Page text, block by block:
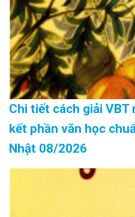
Chi tiết cách giải VBT
kết phần văn học
Nhật 08/2026